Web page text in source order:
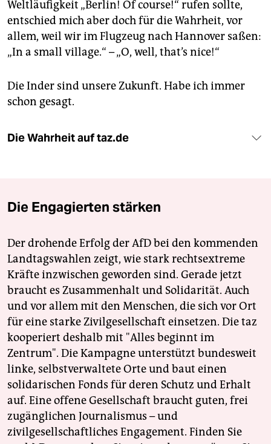
Weltläufigkeit „Berlin! Of course!“ rufen sollte,
entschied mich aber doch für die Wahrheit, vor
allem, weil wir im Flugzeug nach Hannover saßen:
„In a small village.“ – „O, well, that’s nice!“
Die Inder sind unsere Zukunft. Habe ich immer
schon gesagt.
Die Wahrheit auf taz.de
Die Engagierten stärken
Der drohende Erfolg der AfD bei den kommenden
Landtagswahlen zeigt, wie stark rechtsextreme
Kräfte inzwischen geworden sind. Gerade jetzt
braucht es Zusammenhalt und Solidarität. Auch
und vor allem mit den Menschen, die sich vor Ort
für eine starke Zivilgesellschaft einsetzen. Die taz
kooperiert deshalb mit "Alles beginnt im
Zentrum". Die Kampagne unterstützt bundesweit
linke, selbstverwaltete Orte und baut einen
solidarischen Fonds für deren Schutz und Erhalt
auf. Eine offene Gesellschaft braucht guten, frei
zugänglichen Journalismus – und
zivilgesellschaftliches Engagement. Finden Sie